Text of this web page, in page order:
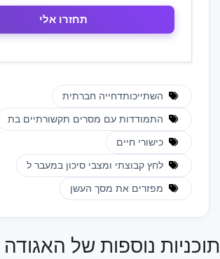
השתייכותדחייה חברתית
התמודדות עם מסרים תקשורתיים בת
כישורי חיים
לחץ קבוצתי ומצבי סיכון במעבר ל
מפזרים את מסך העשן
תוכניות נוספות של